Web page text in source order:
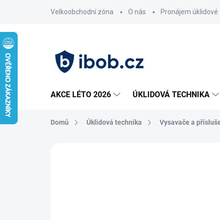
Velkoobchodní zóna O nás Pronájem
AKCE LÉTO 2026 ÚKLIDOVÁ TECHNIKA
Domů Úklidová technika Vysavače a